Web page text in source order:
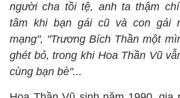
người cha tồi tệ, anh ta thậm
tâm khi bạn gái cũ và con gái
mạng", "Trương Bích Thần một
ghét bỏ, trong khi Hoa Thần Vũ
cùng bạn bè"...